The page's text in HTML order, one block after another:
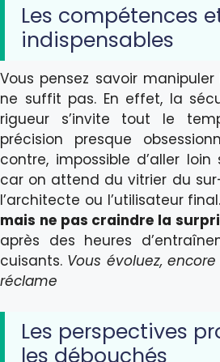
Les compétences
indispensables
Vous pensez savoir
ne suffit pas. En effet, la
rigueur s’invite tout le
précision presque
contre, impossible d’aller
car on attend du vitrier du
l’architecte ou l’utilisateur final.
mais ne pas craindre la
après des heures
cuisants. Vous évoluez,
réclame
Les perspectives
les débouchés